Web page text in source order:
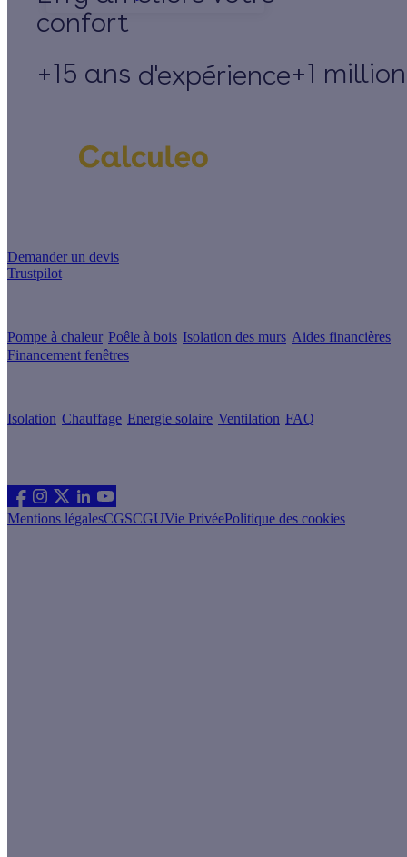
+15 ans d'expérience+1
Demander un devis
Trustpilot
Pompe à chaleur Poêle à bois Isolation des murs Aides financières
Financement fenêtres
Isolation Chauffage Energie solaire Ventilation FAQ
Mentions légalesCGSCGUVie PrivéePolitique des cookies